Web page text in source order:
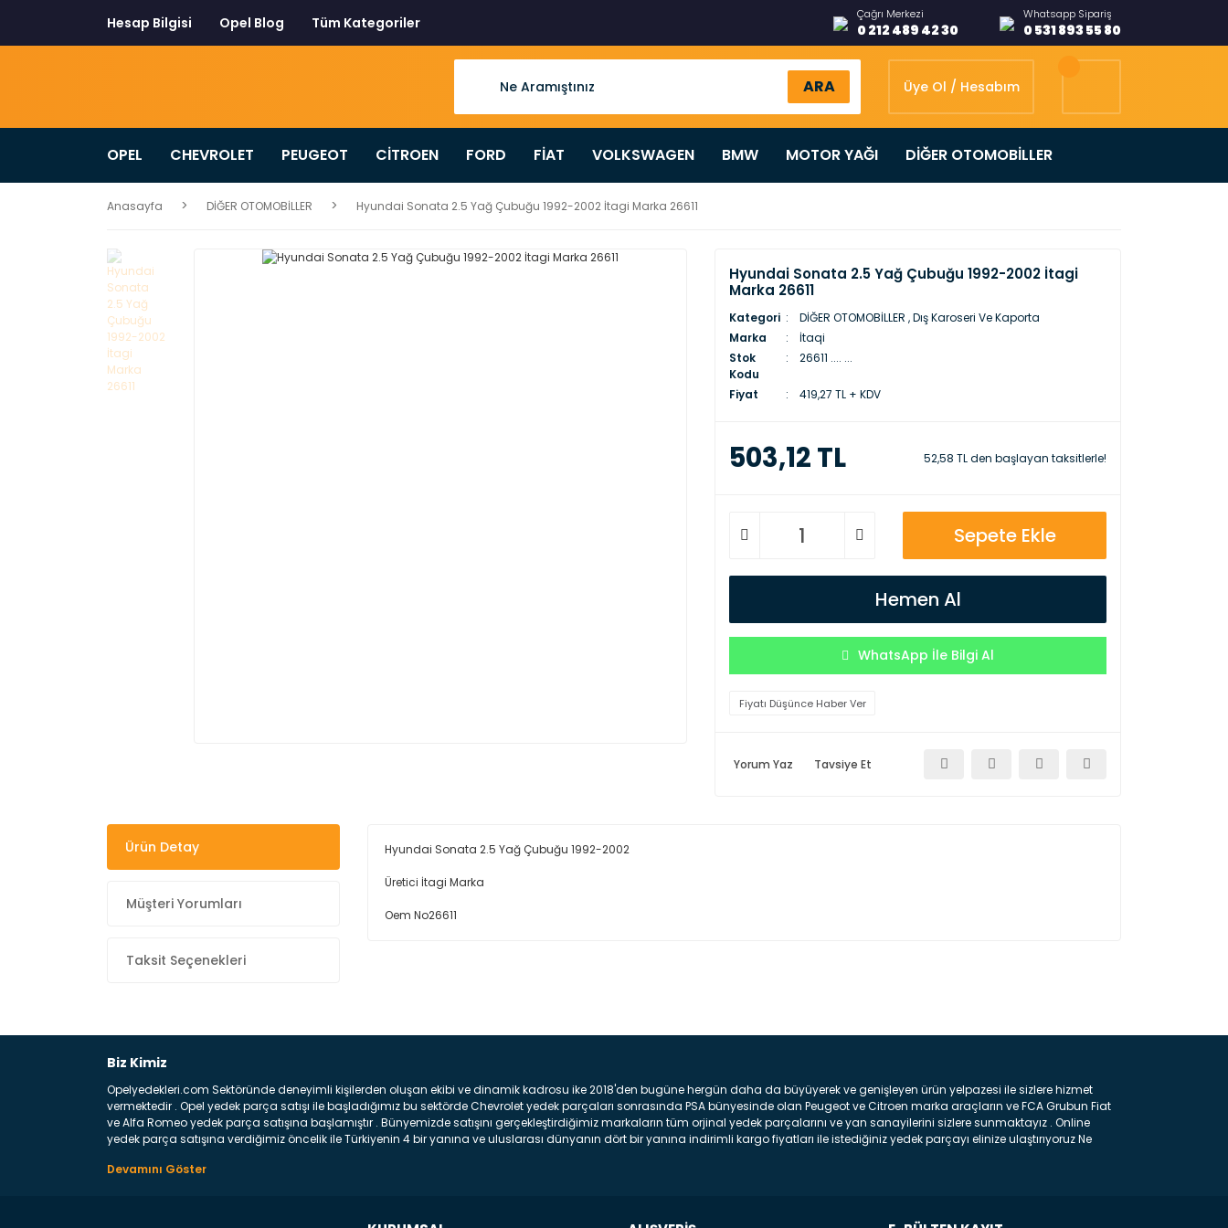
Hesap Bilgisi Opel Blog Tüm Kategoriler Çağrı Merkezi
0 212 489 42 30
Whatsapp Sipariş
0 531 893 55 80
ARA Üye Ol / Hesabım
OPEL CHEVROLET PEUGEOT CİTROEN FORD FİAT VOLKSWAGEN BMW MOTOR YAĞI DİĞER OTOMOBİLLER
Anasayfa DİĞER OTOMOBİLLER Hyundai Sonata 2.5 Yağ Çubuğu 1992-2002 İtagi Marka 26611
Hyundai Sonata 2.5 Yağ Çubuğu 1992-2002 İtagi
Marka 26611
Kategori DİĞER OTOMOBİLLER ,Dış Karoseri Ve Kaporta
Marka
İtaqi
Stok
Kodu
26611 .... ...
Fiyat 419,27 TL + KDV
503,12 TL 52,58 TL den başlayan taksitlerle!
Sepete Ekle
Hemen Al
WhatsApp İle Bilgi Al
Fiyatı Düşünce Haber Ver
Yorum Yaz Tavsiye Et
Ürün Detay
Müşteri Yorumları
Taksit Seçenekleri
Hyundai Sonata 2.5 Yağ Çubuğu 1992-2002
Üretici İtagi Marka
Oem No26611
Biz Kimiz
Opelyedekleri.com Sektöründe deneyimli kişilerden oluşan ekibi ve dinamik kadrosu ike 2018'den bugüne hergün daha da büyüyerek ve genişleyen ürün yelpazesi ile sizlere hizmet
vermektedir . Opel yedek parça satışı ile başladığımız bu sektörde Chevrolet yedek parçaları sonrasında PSA bünyesinde olan Peugeot ve Citroen marka araçların ve FCA Grubun Fiat
ve Alfa Romeo yedek parça satışına başlamıştır . Bünyemizde satışını gerçekleştirdiğimiz markaların tüm orjinal yedek parçalarını ve yan sanayilerini sizlere sunmaktayız . Online
yedek parça satışına verdiğimiz öncelik ile Türkiyenin 4 bir yanına ve uluslarası dünyanın dört bir yanına indirimli kargo fiyatları ile istediğiniz yedek parçayı elinize ulaştırıyoruz Ne
belirttiğimiz parçalar sizlere fikir sağlayacaktır. Ön Tampon : Aracınızın ön kısmında bulunan plastik darbe emici amacı ile yapılmış olan kaporta aksam parçasıdır. Çamurluk :
üretilmiş disk ile teması sayesinde durmayı sağlayan aksam parçadır . Fren Diski : Aracımızın ön ve arka tekerlerinde bulunan frenleme ana elemanıdır . Hangi Araçlara Yedek Parça